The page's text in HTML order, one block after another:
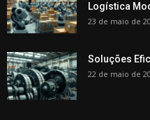
Logística
23 de maio de
Soluções
22 de maio de